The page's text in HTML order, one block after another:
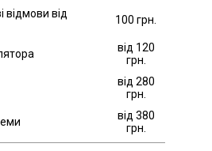
відмови від
100 грн.
від 120
грн.
від 280
грн.
від 380
грн.